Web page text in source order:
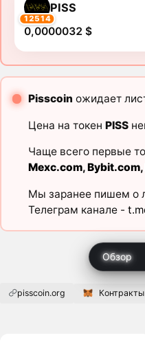
12514
PISS
0,0000032 $
Pisscoin ожидает
Цена на токен PISS
Чаще всего первые
Mexc.com,Bybit.com,
Мы заранее пишем о
Телеграм канале -
Обзор
pisscoin.org Контракты